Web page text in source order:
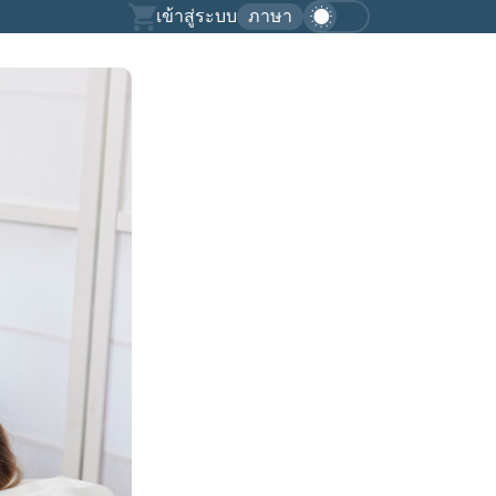
เข้าสู่ระบบ ภาษา